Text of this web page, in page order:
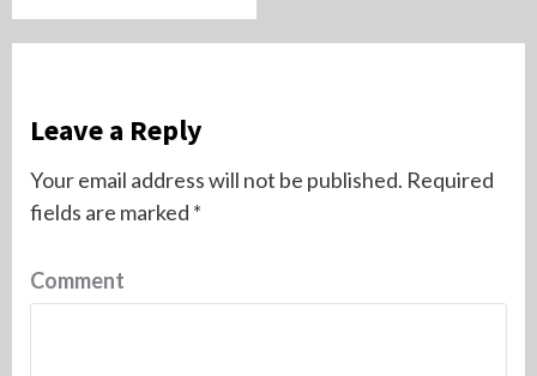
Leave a Reply
Your email address will not be published. Required
fields are marked *
Comment